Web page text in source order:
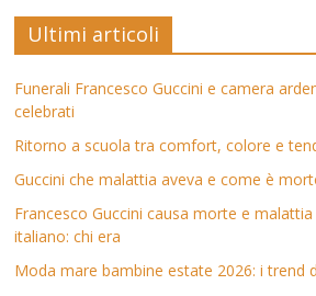
Ultimi articoli
Funerali Francesco Guccini e camera
celebrati
Ritorno a scuola tra comfort, colore e
Guccini che malattia aveva e come è
Francesco Guccini causa morte e
italiano: chi era
Moda mare bambine estate 2026: i trend